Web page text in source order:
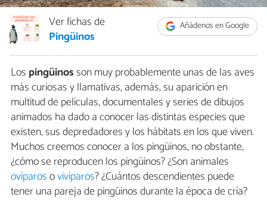
Añádenos en Google
Ver fichas de
Pingüinos
Los pingüinosson muy probablemente unas de las aves
más curiosas y llamativas, además, su aparición en
multitud de películas, documentales y series de dibujos
animados ha dado a conocer las distintas especies que
existen, sus depredadores y los hábitats en los que viven.
Muchos creemos conocer a los pingüinos, no obstante,
¿cómo se reproducen los pingüinos? ¿Son animales
ovíparosovivíparos? ¿Cuántos descendientes puede
tener una pareja de pingüinos durante la época de cría?